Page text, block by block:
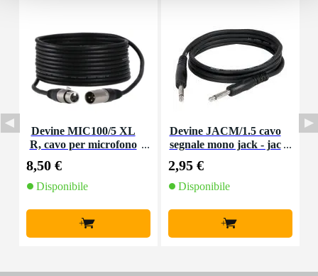
Devine MIC100/5 XL
R, cavo per microfono
8,50 €
Disponibile
+
Devine JACM/1.5 cavo
segnale mono jack - jac
2,95 €
Disponibile
+